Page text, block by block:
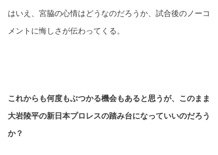
はいえ、宮脇の心情はどうなのだろうか、試合後のノーコ
メントに悔しさが伝わってくる。
これからも何度もぶつかる機会もあると思うが、このまま
大岩陵平の新日本プロレスの踏み台になっていいのだろう
か？